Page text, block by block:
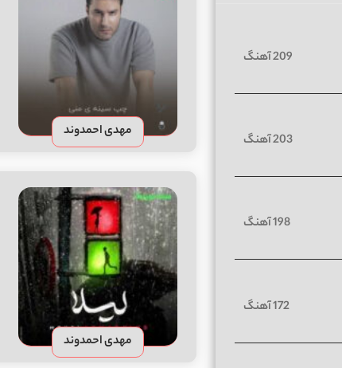
مهدی احمدوند
مهدی احمدوند
209 آهنگ
203 آهنگ
198 آهنگ
172 آهنگ